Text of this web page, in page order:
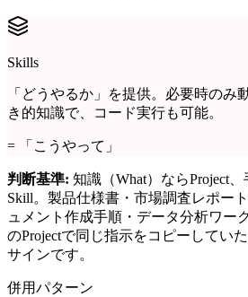
Skills
「どうやるか」を提供。必要時のみ
き的知識で、コード実行も可能。
= 「こうやって」
判断基準: 知識（What）ならProject
Skill。製品仕様書・市場調査レポー
ュメント作成手順・データ分析ワー
のProjectで同じ指示をコピーしてい
サインです。
併用パターン